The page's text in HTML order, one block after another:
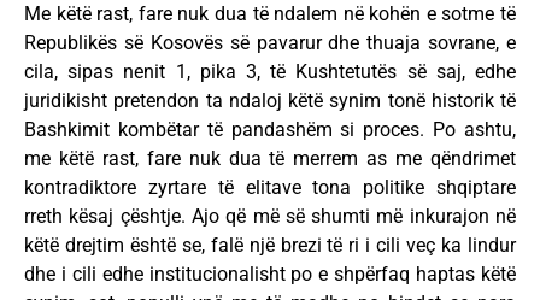
Me këtë rast, fare nuk dua të ndalem në kohën e sotme të
Republikës së Kosovës së pavarur dhe thuaja sovrane, e
cila, sipas nenit 1, pika 3, të Kushtetutës së saj, edhe
juridikisht pretendon ta ndaloj këtë synim tonë historik të
Bashkimit kombëtar të pandashëm si proces. Po ashtu,
me këtë rast, fare nuk dua të merrem as me qëndrimet
kontradiktore zyrtare të elitave tona politike shqiptare
rreth kësaj çështje. Ajo që më së shumti më inkurajon në
këtë drejtim është se, falë një brezi të ri i cili veç ka lindur
dhe i cili edhe institucionalisht po e shpërfaq haptas këtë